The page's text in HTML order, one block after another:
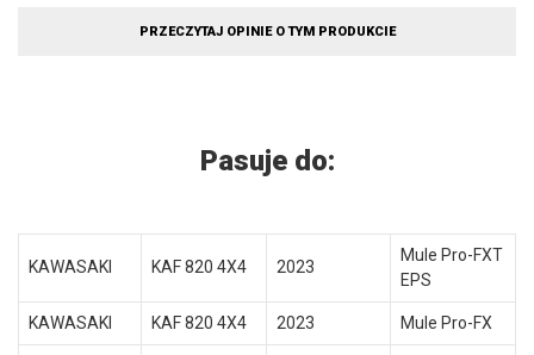
PRZECZYTAJ OPINIE O TYM PRODUKCIE
Pasuje do:
KAWASAKI KAF 820 4X4 2023
Mule Pro-FXT
EPS
KAWASAKI KAF 820 4X4 2023 Mule Pro-FX